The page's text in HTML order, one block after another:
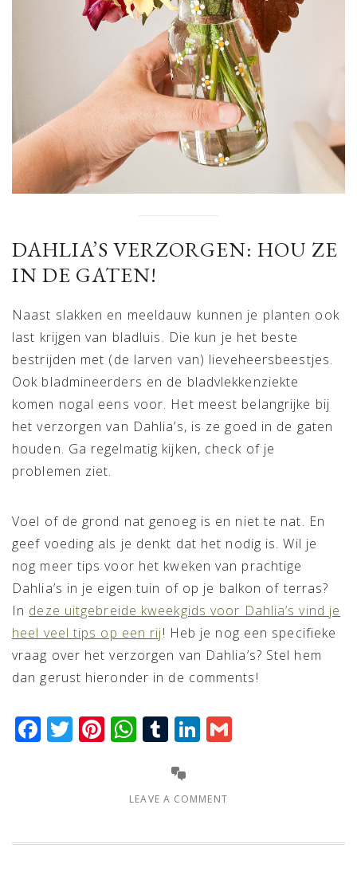
DAHLIA’S VERZORGEN: HOU ZE
IN DE GATEN!
Naast slakken en meeldauw kunnen je planten ook
last krijgen van bladluis. Die kun je het beste
bestrijden met (de larven van) lieveheersbeestjes.
Ook bladmineerders en de bladvlekkenziekte
komen nogal eens voor. Het meest belangrijke bij
het verzorgen van Dahlia’s, is ze goed in de gaten
houden. Ga regelmatig kijken, check of je
problemen ziet.
Voel of de grond nat genoeg is en niet te nat. En
geef voeding als je denkt dat het nodig is. Wil je
nog meer tips voor het kweken van prachtige
Dahlia’s in je eigen tuin of op je balkon of terras?
In deze uitgebreide kweekgids voor Dahlia’s vind je
heel veel tips op een rij! Heb je nog een specifieke
vraag over het verzorgen van Dahlia’s? Stel hem
dan gerust hieronder in de comments!
Facebook
Twitter
Pinterest
WhatsApp
TumblrLinkedIn
LEAVE A COMMENT